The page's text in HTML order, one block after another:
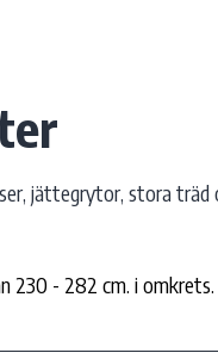
jättegrytor, stora träd
230 - 282 cm. i omkrets.